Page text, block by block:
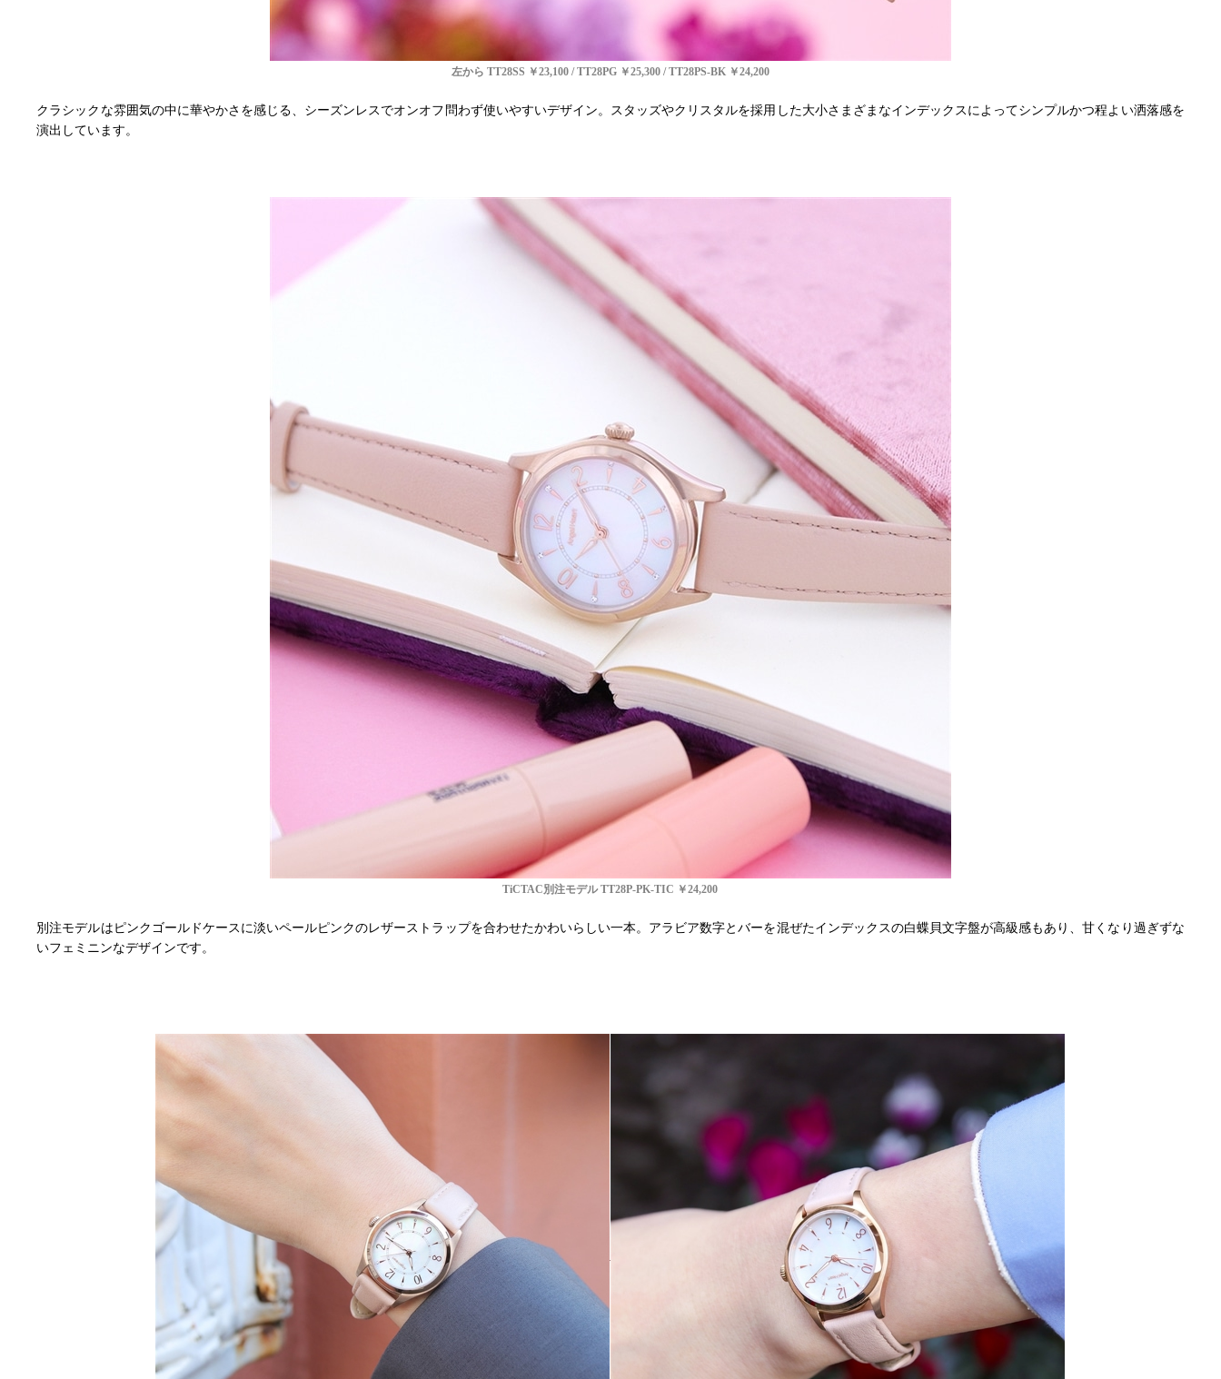
左から TT28SS ￥23,100 / TT28PG ￥25,300 / TT28PS-BK ￥24,200
クラシックな雰囲気の中に華やかさを感じる、シーズンレスでオンオフ問わず使いやすいデザイン。スタッズやクリスタルを採用した大小さまざまなインデックスによってシンプルかつ程よい洒落感を
演出しています。
TiCTAC別注モデル TT28P-PK-TIC ￥24,200
別注モデルはピンクゴールドケースに淡いペールピンクのレザーストラップを合わせたかわいらしい一本。アラビア数字とバーを混ぜたインデックスの白蝶貝文字盤が高級感もあり、甘くなり過ぎずな
いフェミニンなデザインです。